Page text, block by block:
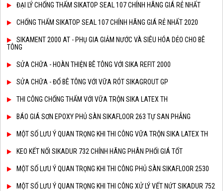
ĐẠI LÝ CHỐNG THẤM SIKATOP SEAL 107 CHÍNH HÃNG GIÁ RẺ NHẤT
CHỐNG THẤM SIKATOP SEAL 107 CHÍNH HÃNG GIÁ RẺ NHẤT 2020
SIKAMENT 2000 AT - PHỤ GIA GIẢM NƯỚC VÀ SIÊU HÓA DẺO CHO BÊ
TÔNG
SỬA CHỮA - HOÀN THIỆN BÊ TÔNG VỚI SIKA REFIT 2000
SỬA CHỮA - ĐỔ BÊ TÔNG VỚI VỮA RÓT SIKAGROUT GP
THI CÔNG CHỐNG THẤM VỚI VỮA TRỘN SIKA LATEX TH
BÁO GIÁ SƠN EPOXY PHỦ SÀN SIKAFLOOR 263 TỰ SAN PHẲNG
MỘT SỐ LƯU Ý QUAN TRỌNG KHI THI CÔNG VỮA TRỘN SIKA LATEX TH
KEO KẾT NỐI SIKADUR 732 CHÍNH HÃNG PHÂN PHỐI GIÁ TỐT
MỘT SỐ LƯU Ý QUAN TRỌNG KHI THI CÔNG PHỦ SÀN SIKAFLOOR 2530
MỘT SỐ LƯU Ý QUAN TRỌNG KHI THI CÔNG XỬ LÝ VẾT NỨT SIKADUR 752